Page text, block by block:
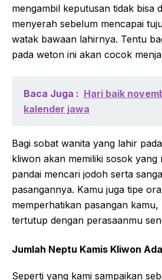
mengambil keputusan tidak bisa
menyerah sebelum mencapai
watak bawaan lahirnya. Tentu
pada weton ini akan cocok
Baca Juga : Hari baik
kalender jawa
Bagi sobat wanita yang lahir
kliwon akan memiliki sosok yang
pandai mencari jodoh serta
pasangannya. Kamu juga tipe
memperhatikan pasangan
tertutup dengan perasaanmu
Jumlah Neptu Kamis Kliwon
Seperti yang kami sampaikan